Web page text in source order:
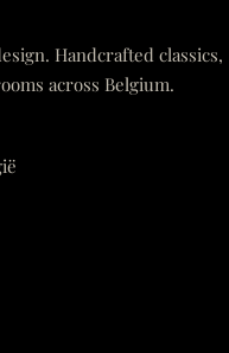
Handcrafted classics,
across Belgium.